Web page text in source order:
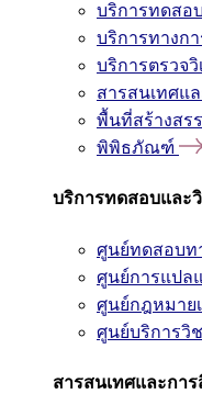
บริการทดสอ
บริการทางก
บริการตรวจ
สารสนเทศแ
พื้นที่สร้างสร
พิพิธภัณฑ์
บริการทดสอบและ
ศูนย์ทดสอบท
ศูนย์การแปล
ศูนย์กฎหมาย
ศูนย์บริการวิ
สารสนเทศและกา